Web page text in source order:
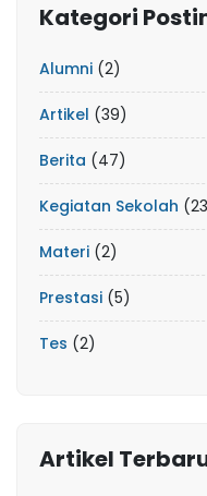
Kategori
Alumni (2)
Artikel (39)
Berita (47)
Kegiatan Sekolah
Materi (2)
Prestasi (5)
Tes (2)
Artikel